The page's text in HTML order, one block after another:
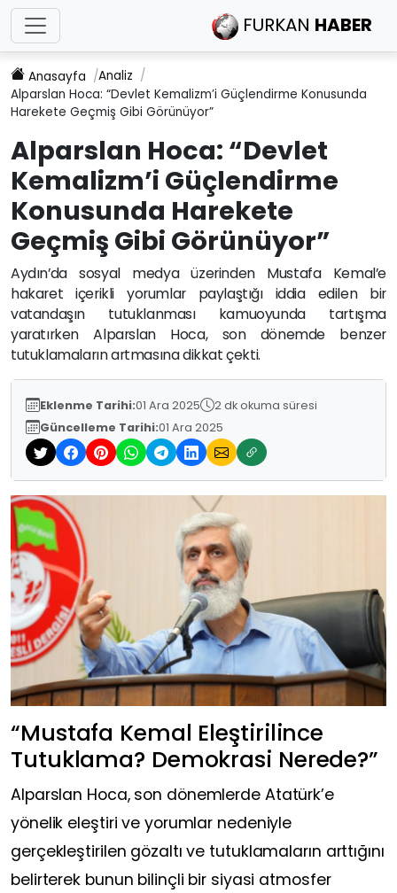
FURKAN HABER
Anasayfa
Analiz
Alparslan Hoca: “Devlet Kemalizm’i Güçlendirme Konusunda
Harekete Geçmiş Gibi Görünüyor”
Alparslan Hoca: “Devlet
Kemalizm’i Güçlendirme
Konusunda Harekete
Geçmiş Gibi Görünüyor”
Aydın’da sosyal medya üzerinden Mustafa Kemal’e
hakaret içerikli yorumlar paylaştığı iddia edilen bir
vatandaşın tutuklanması kamuoyunda tartışma
yaratırken Alparslan Hoca, son dönemde benzer
tutuklamaların artmasına dikkat çekti.
Eklenme Tarihi:01 Ara 2025
2 dk okuma süresi
Güncelleme Tarihi:01 Ara 2025
“Mustafa Kemal Eleştirilince
Tutuklama? Demokrasi Nerede?”
Alparslan Hoca, son dönemlerde Atatürk’e
yönelik eleştiri ve yorumlar nedeniyle
gerçekleştirilen gözaltı ve tutuklamaların arttığını
belirterek bunun bilinçli bir siyasi atmosfer